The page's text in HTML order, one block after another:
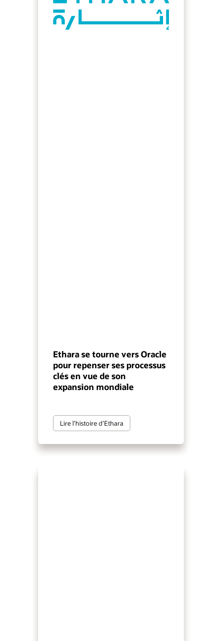
Ethara se tourne vers Oracle
pour repenser ses processus
clés en vue de son
expansion mondiale
Lire l’histoire d’Ethara